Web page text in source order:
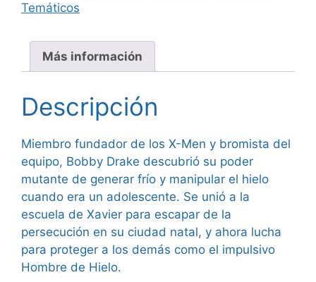
Temáticos
Más información
Descripción
Miembro fundador de los X-Men y bromista del
equipo, Bobby Drake descubrió su poder
mutante de generar frío y manipular el hielo
cuando era un adolescente. Se unió a la
escuela de Xavier para escapar de la
persecución en su ciudad natal, y ahora lucha
para proteger a los demás como el impulsivo
Hombre de Hielo.